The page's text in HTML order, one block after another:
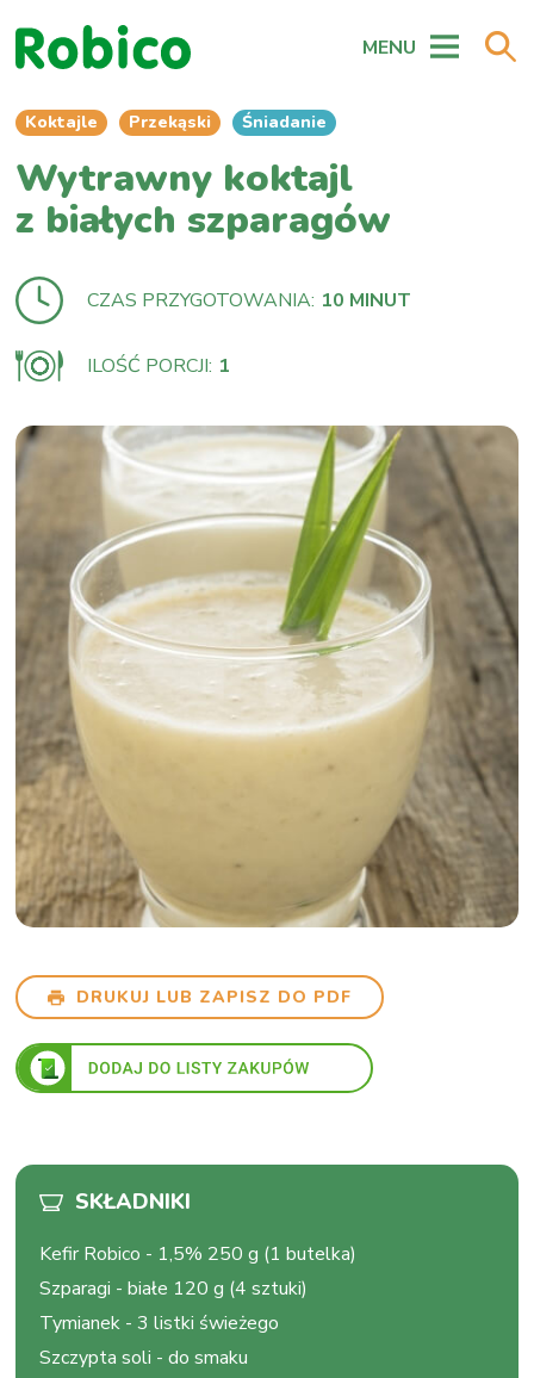
MENU
Koktajle Przekąski Śniadanie
Wytrawny koktajl
z białych szparagów
CZAS PRZYGOTOWANIA: 10 MINUT
ILOŚĆ PORCJI: 1
DRUKUJ LUB ZAPISZ DO PDF
SKŁADNIKI
Kefir Robico - 1,5% 250 g (1 butelka)
Szparagi -białe 120 g (4 sztuki)
Tymianek -3 listki świeżego
Szczypta soli -do smaku